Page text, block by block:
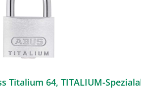
ABUS Zylindervorhangschloss Titalium 64,